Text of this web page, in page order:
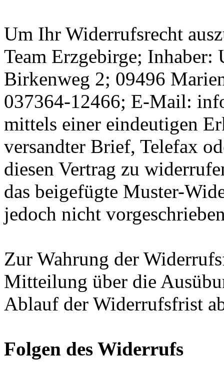
Um Ihr Widerrufsrecht
Team Erzgebirge; Inhaber:
Birkenweg 2; 09496
037364-12466; E-Mail:
mittels einer eindeutigen
versandter Brief, Telefax
diesen Vertrag zu
das beigefügte Muster-
jedoch nicht
Zur Wahrung der
Mitteilung über die
Ablauf der Widerrufsfrist
Folgen des Widerrufs